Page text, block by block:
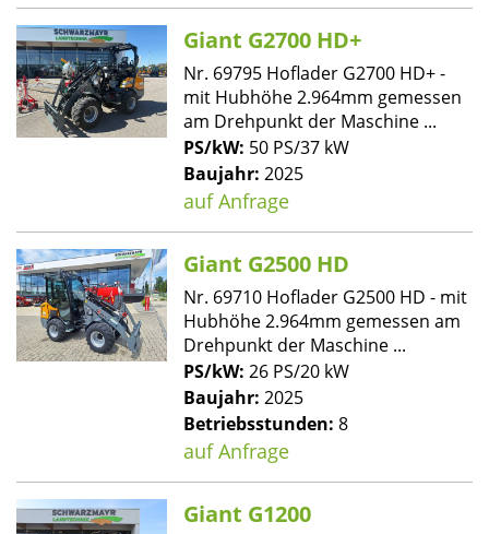
Giant G2700 HD+
Nr. 69795 Hoflader G2700 HD+ -
mit Hubhöhe 2.964mm gemessen
am Drehpunkt der Maschine ...
PS/kW: 50 PS/37 kW
Baujahr: 2025
auf Anfrage
Giant G2500 HD
Nr. 69710 Hoflader G2500 HD - mit
Hubhöhe 2.964mm gemessen am
Drehpunkt der Maschine ...
PS/kW: 26 PS/20 kW
Baujahr: 2025
Betriebsstunden: 8
auf Anfrage
Giant G1200